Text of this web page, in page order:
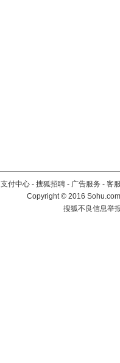
支付中心 - 搜狐招聘 - 广告服务 - 客
Copyright©2016
搜狐不良信息举